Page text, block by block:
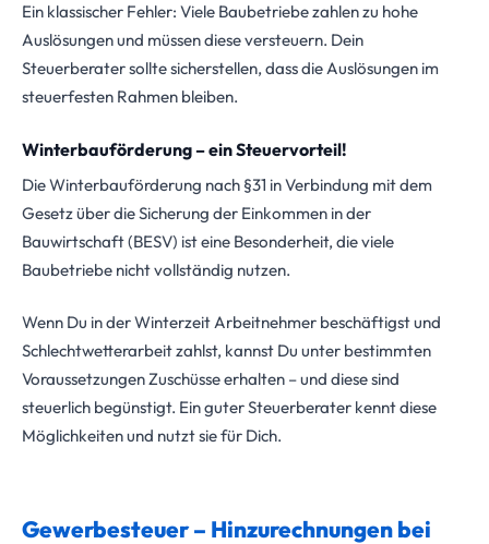
Ein klassischer Fehler: Viele Baubetriebe zahlen zu hohe
Auslösungen und müssen diese versteuern. Dein
Steuerberater sollte sicherstellen, dass die Auslösungen im
steuerfesten Rahmen bleiben.
Winterbauförderung – ein Steuervorteil!
Die Winterbauförderung nach §31 in Verbindung mit dem
Gesetz über die Sicherung der Einkommen in der
Bauwirtschaft (BESV) ist eine Besonderheit, die viele
Baubetriebe nicht vollständig nutzen.
Wenn Du in der Winterzeit Arbeitnehmer beschäftigst und
Schlechtwetterarbeit zahlst, kannst Du unter bestimmten
Voraussetzungen Zuschüsse erhalten – und diese sind
steuerlich begünstigt. Ein guter Steuerberater kennt diese
Möglichkeiten und nutzt sie für Dich.
Gewerbesteuer – Hinzurechnungen bei